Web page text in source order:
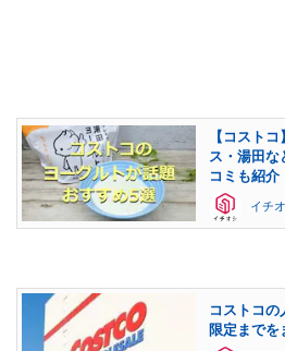
【コスト
ス・湯田な
コミも紹介
イチ
コストコ
限定までを